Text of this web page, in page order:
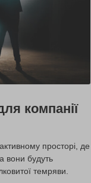
компанії
просторі, де
вони будуть
темряви.